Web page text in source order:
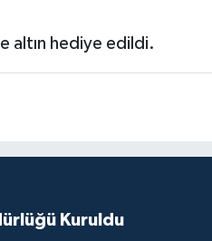
altın hediye edildi.
Kuruldu